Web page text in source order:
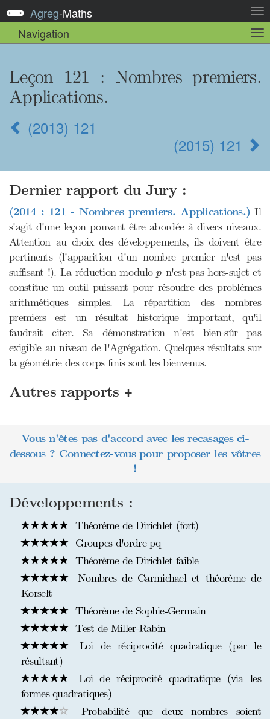
la
Agreg-Maths
Navigation
la
Leçon 121 : Nombres premiers.
Applications.
(2013) 121
(2015) 121
Dernier rapport du Jury :
(2014 : 121 - Nombres premiers. Applications.) Il
s'agit d'une leçon pouvant être abordée à divers niveaux.
Attention au choix des développements, ils doivent être
pertinents (l'apparition d'un nombre premier n'est pas
suffisant !). La réduction modulop
p n'est pas hors-sujet et
constitue un outil puissant pour résoudre des problèmes
arithmétiques simples. La répartition des nombres
premiers est un résultat historique important, qu'il
faudrait citer. Sa démonstration n'est bien-sûr pas
exigible au niveau de l'Agrégation. Quelques résultats sur
la géométrie des corps finis sont les bienvenus.
Autres rapports +
Vous n'êtes pas d'accord avec les recasages ci-
dessous ? Connectez-vous pour proposer les vôtres
!
Développements :
Théorème de Dirichlet (fort)
Groupes d'ordre pq
Théorème de Dirichlet faible
Nombres de Carmichael et théorème de
Korselt
Théorème de Sophie-Germain
Test de Miller-Rabin
Loi de réciprocité quadratique (par le
résultant)
Loi de réciprocité quadratique (via les
formes quadratiques)
Probabilité que deux nombres soient